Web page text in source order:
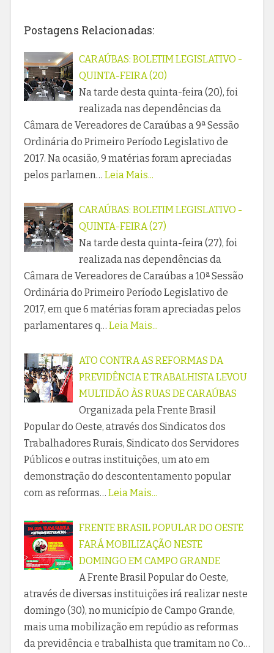
Postagens Relacionadas:
CARAÚBAS: BOLETIM LEGISLATIVO -
QUINTA-FEIRA (20)
Na tarde desta quinta-feira (20), foi
realizada nas dependências da
Câmara de Vereadores de Caraúbas a 9ª Sessão
Ordinária do Primeiro Período Legislativo de
2017. Na ocasião, 9 matérias foram apreciadas
pelos parlamen… Leia Mais...
CARAÚBAS: BOLETIM LEGISLATIVO -
QUINTA-FEIRA (27)
Na tarde desta quinta-feira (27), foi
realizada nas dependências da
Câmara de Vereadores de Caraúbas a 10ª Sessão
Ordinária do Primeiro Período Legislativo de
2017, em que 6 matérias foram apreciadas pelos
parlamentares q… Leia Mais...
ATO CONTRA AS REFORMAS DA
PREVIDÊNCIA E TRABALHISTA LEVOU
MULTIDÃO ÀS RUAS DE CARAÚBAS
Organizada pela Frente Brasil
Popular do Oeste, através dos Sindicatos dos
Trabalhadores Rurais, Sindicato dos Servidores
Públicos e outras instituições, um ato em
demonstração do descontentamento popular
com as reformas… Leia Mais...
FRENTE BRASIL POPULAR DO OESTE
FARÁ MOBILIZAÇÃO NESTE
DOMINGO EM CAMPO GRANDE
A Frente Brasil Popular do Oeste,
através de diversas instituições irá realizar neste
domingo (30), no município de Campo Grande,
mais uma mobilização em repúdio as reformas
da previdência e trabalhista que tramitam no Co…